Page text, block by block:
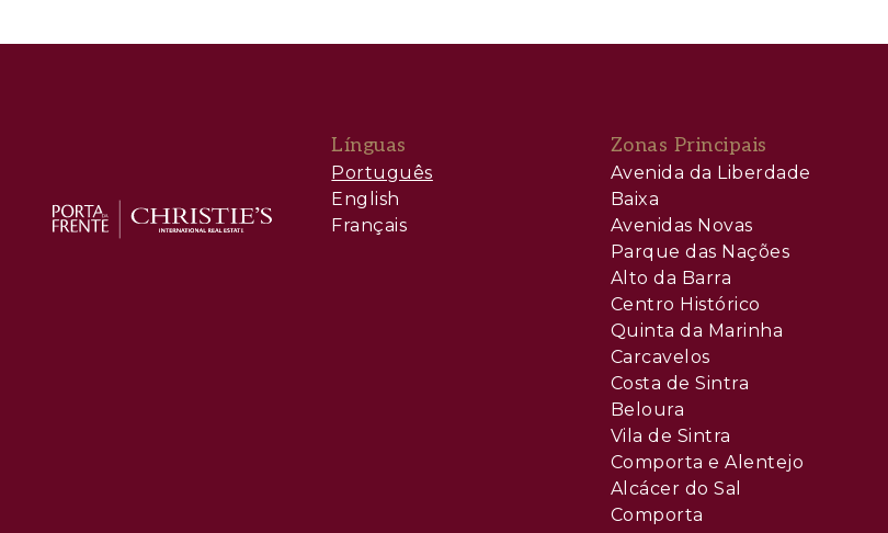
Línguas
Português
English
Français
Zonas Principais
Avenida da Liberdade
Baixa
Avenidas Novas
Parque das Nações
Alto da Barra
Centro Histórico
Quinta da Marinha
Carcavelos
Costa de Sintra
Beloura
Vila de Sintra
Comporta e Alentejo
Alcácer do Sal
Comporta